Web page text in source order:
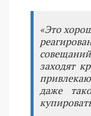
«Это
заходят
даже